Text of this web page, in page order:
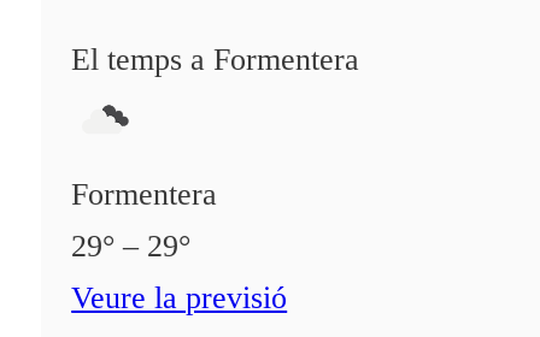
El temps a Formentera
Formentera
29° – 29°
Veure la previsió